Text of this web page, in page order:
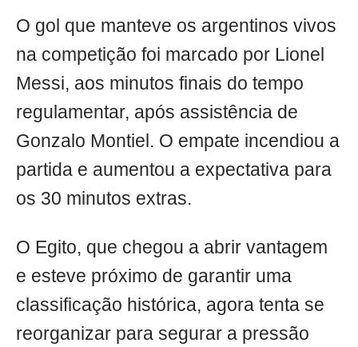
O gol que manteve os argentinos vivos
na competição foi marcado por Lionel
Messi, aos minutos finais do tempo
regulamentar, após assistência de
Gonzalo Montiel. O empate incendiou a
partida e aumentou a expectativa para
os 30 minutos extras.
O Egito, que chegou a abrir vantagem
e esteve próximo de garantir uma
classificação histórica, agora tenta se
reorganizar para segurar a pressão